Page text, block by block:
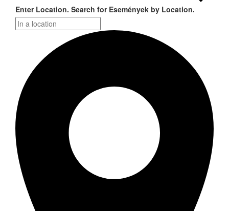
Enter Location. Search for Események by Location.